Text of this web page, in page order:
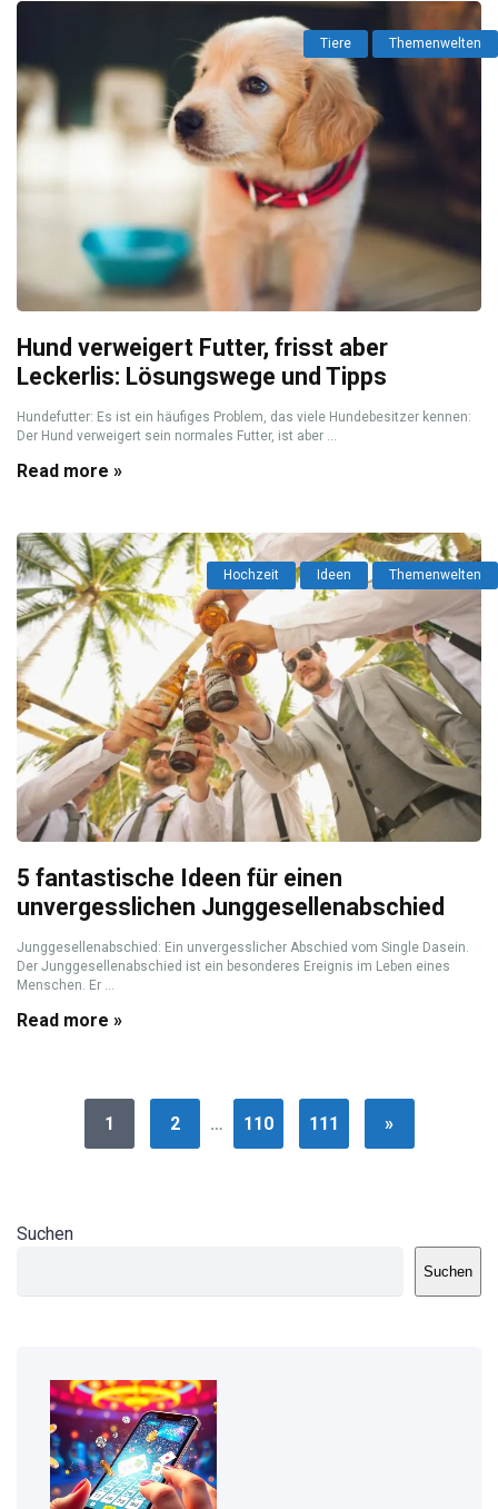
Tiere Themenwelten
Hund verweigert Futter, frisst aber
Leckerlis: Lösungswege und Tipps
Hundefutter: Es ist ein häufiges Problem, das viele Hundebesitzer kennen:
Der Hund verweigert sein normales Futter, ist aber ...
Read more »
Hochzeit Ideen Themenwelten
5 fantastische Ideen für einen
unvergesslichen Junggesellenabschied
Junggesellenabschied: Ein unvergesslicher Abschied vom Single Dasein.
Der Junggesellenabschied ist ein besonderes Ereignis im Leben eines
Menschen. Er ...
Read more »
1 2 … 110 111 »
Suchen
Suchen